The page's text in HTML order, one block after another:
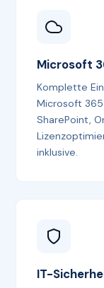
Microsoft
Komplette
Microsoft 365
SharePoint,
inklusive.
IT-